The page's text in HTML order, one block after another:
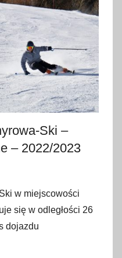
Ski –
– 2022/2023
w miejscowości
się w odległości 26
dojazdu